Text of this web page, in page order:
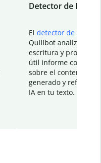
Detector de IA
El detector de IA
Quillbot analiza tu
escritura y
útil informe con
sobre el contenido
generado y refinado
IA en tu texto.